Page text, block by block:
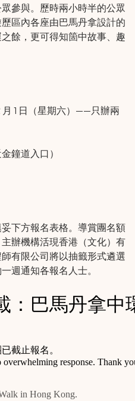
參與。歷時兩小時半的公眾
區內各座由巴馬丹拿設計的
餘，更可得知箇中故事、趣
月 1 日（星期六）——只辦兩
鐘道入口）
下方報名表格。導賞團名額
辦機構活現香港（文化）有
有限公司將以抽籤形式遴選
週通知各報名人士。